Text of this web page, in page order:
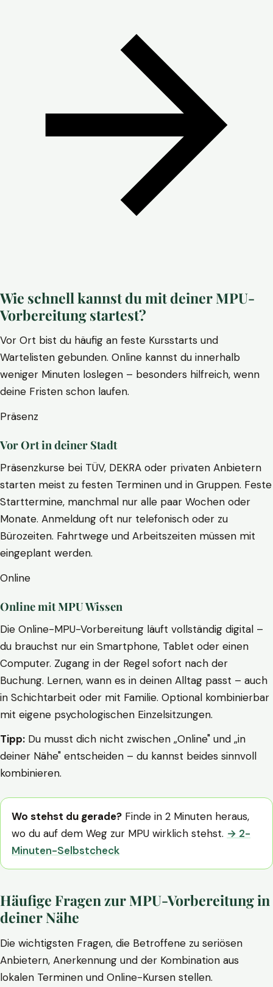
Wie schnell kannst du mit deiner MPU-
Vorbereitung startest?
Vor Ort bist du häufig an feste Kursstarts und
Wartelisten gebunden. Online kannst du innerhalb
weniger Minuten loslegen – besonders hilfreich, wenn
deine Fristen schon laufen.
Präsenz
Vor Ort in deiner Stadt
Präsenzkurse bei TÜV, DEKRA oder privaten Anbietern
starten meist zu festen Terminen und in Gruppen. Feste
Starttermine, manchmal nur alle paar Wochen oder
Monate. Anmeldung oft nur telefonisch oder zu
Bürozeiten. Fahrtwege und Arbeitszeiten müssen mit
eingeplant werden.
Online
Online mit MPU Wissen
Die Online-MPU-Vorbereitung läuft vollständig digital –
du brauchst nur ein Smartphone, Tablet oder einen
Computer. Zugang in der Regel sofort nach der
Buchung. Lernen, wann es in deinen Alltag passt – auch
in Schichtarbeit oder mit Familie. Optional kombinierbar
mit eigene psychologischen Einzelsitzungen.
Tipp: Du musst dich nicht zwischen „Online" und „in
deiner Nähe" entscheiden – du kannst beides sinnvoll
kombinieren.
Wo stehst du gerade? Finde in 2 Minuten heraus,
wo du auf dem Weg zur MPU wirklich stehst. → 2-
Minuten-Selbstcheck
Häufige Fragen zur MPU-Vorbereitung in
deiner Nähe
Die wichtigsten Fragen, die Betroffene zu seriösen
Anbietern, Anerkennung und der Kombination aus
lokalen Terminen und Online-Kursen stellen.